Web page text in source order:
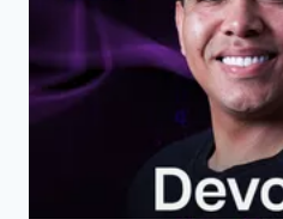
CURSO
DA
IZABELLA
CAMARGO,
FUNCIONA
MESMO?
HOTMART